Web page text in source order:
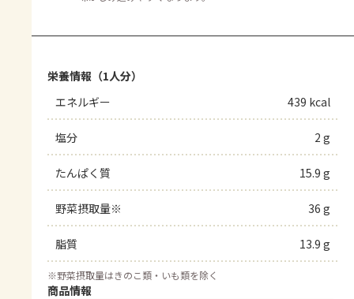
栄養情報（1人分）
エネルギー
439 kcal
塩分 2 g
たんぱく質 15.9 g
野菜摂取量※ 36 g
脂質 13.9 g
※野菜摂取量はきのこ類・いも類を除く
商品情報